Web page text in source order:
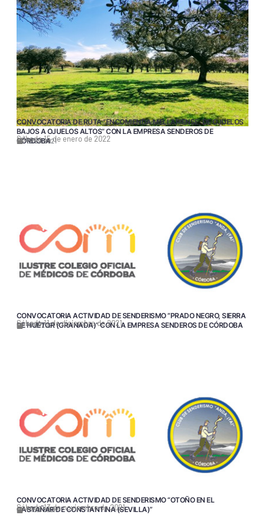
CONVOCATORIA DE RUTA “ENCOMIENDA MELLARIENSE, DE OJUELOS
BAJOS A OJUELOS ALTOS” CON LA EMPRESA SENDEROS DE
CÓRDOBA
Sábado 15 de enero de 2022
12/29/2021
CONVOCATORIA ACTIVIDAD DE SENDERISMO “PRADO NEGRO, SIERRA
DE HUÉTOR (GRANADA)” CON LA EMPRESA SENDEROS DE CÓRDOBA
Sábado 11 de diciembre de 2021
11/18/2021
CONVOCATORIA ACTIVIDAD DE SENDERISMO “OTOÑO EN EL
CASTAÑAR DE CONSTANTINA (SEVILLA)”
Sábado 13 de noviembre de 2021
11/02/2021